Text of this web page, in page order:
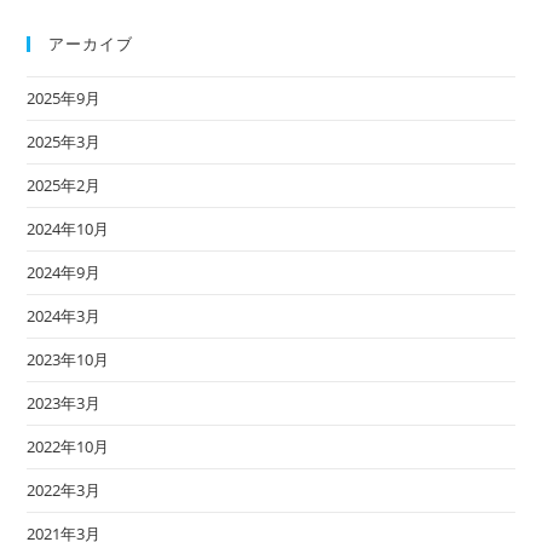
アーカイブ
2025年9月
2025年3月
2025年2月
2024年10月
2024年9月
2024年3月
2023年10月
2023年3月
2022年10月
2022年3月
2021年3月